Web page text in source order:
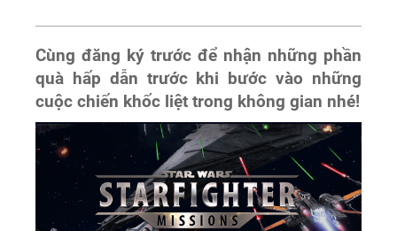
Cùng đăng ký trước để nhận những phần
quà hấp dẫn trước khi bước vào những
cuộc chiến khốc liệt trong không gian nhé!